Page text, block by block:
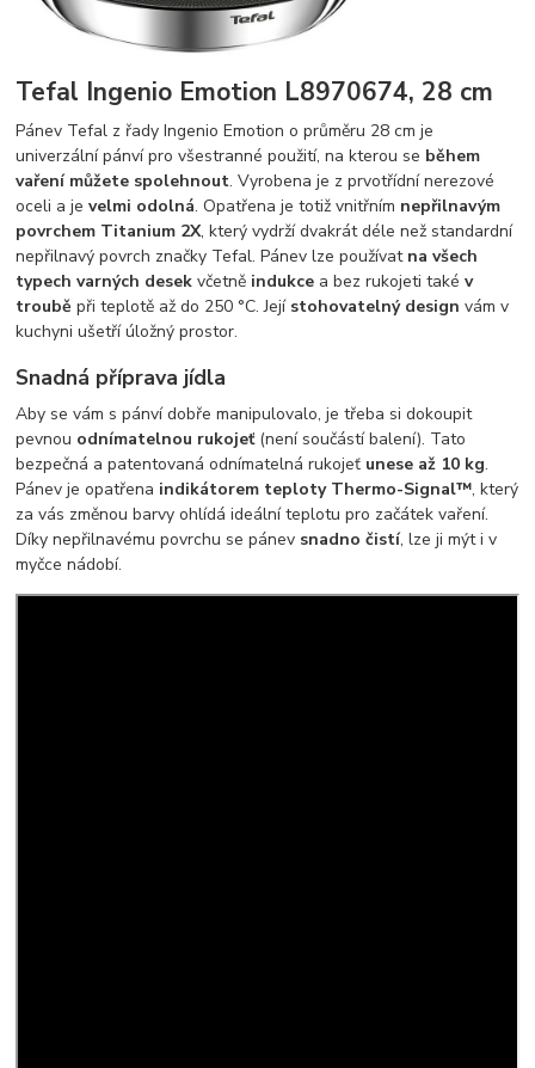
Tefal Ingenio Emotion L8970674, 28 cm
Pánev Tefal z řady Ingenio Emotion o průměru 28 cm je
univerzální pánví pro všestranné použití, na kterou se během
vaření můžete spolehnout. Vyrobena je z prvotřídní nerezové
oceli a je velmi odolná. Opatřena je totiž vnitřním nepřilnavým
povrchem Titanium 2X, který vydrží dvakrát déle než standardní
nepřilnavý povrch značky Tefal. Pánev lze používat na všech
typech varných desek včetně indukce a bez rukojeti také v
trouběpři teplotě až do 250 °C. Její stohovatelný design vám v
kuchyni ušetří úložný prostor.
Snadná příprava jídla
Aby se vám s pánví dobře manipulovalo, je třeba si dokoupit
pevnou odnímatelnou rukojeť (není součástí balení). Tato
bezpečná a patentovaná odnímatelná rukojeť unese až 10 kg.
Pánev je opatřena indikátorem teploty Thermo-Signal™, který
za vás změnou barvy ohlídá ideální teplotu pro začátek vaření.
Díky nepřilnavému povrchu se pánev snadno čistí, lze ji mýt i v
myčce nádobí.